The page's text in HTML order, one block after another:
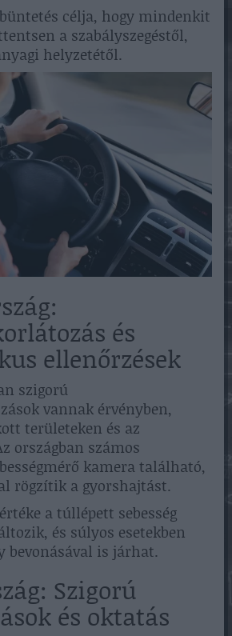
célja, hogy mindenkit
a szabályszegéstől,
helyzetétől.
és
ellenőrzések
szigorú
vannak érvényben,
területeken és az
országban számos
kamera található,
rögzítik a gyorshajtást.
a túllépett sebesség
és súlyos esetekben
bevonásával is járhat.
Szigorú
és oktatás